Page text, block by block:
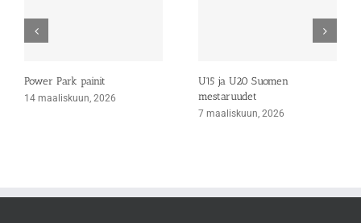
Power Park painit
14 maaliskuun, 2026
U15 ja U20 Suomen
mestaruudet
7 maaliskuun, 2026